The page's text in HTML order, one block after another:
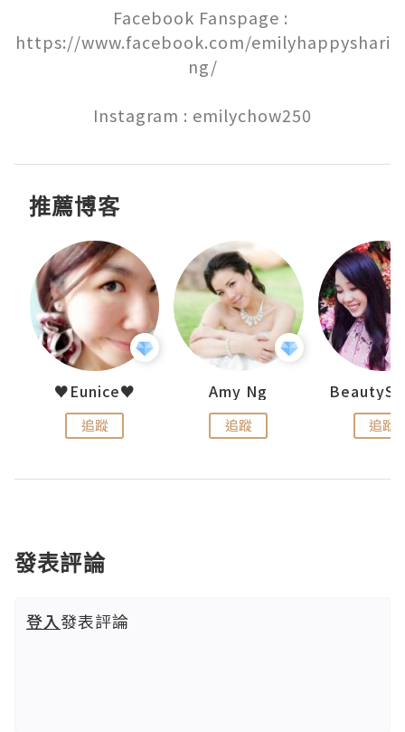
Facebook Fanspage :
https://www.facebook.com/emilyhappyshari
ng/
Instagram : emilychow250
推薦博客
♥Eunice♥
追蹤
Amy Ng
追蹤 追蹤
發表評論
登入發表評論